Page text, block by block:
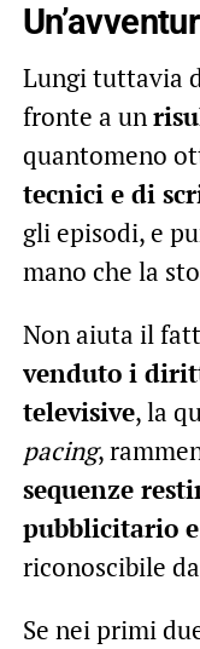
Lungi tuttavia
fronte a un
quantomeno
tecnici e di
gli episodi, e
mano che la
Non aiuta il
venduto i
televisive, la
pacing,
sequenze
pubblicitario
riconoscibile
Se nei primi